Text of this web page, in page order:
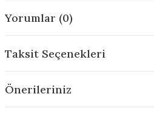
Yorumlar (0)
Taksit Seçenekleri
Önerileriniz